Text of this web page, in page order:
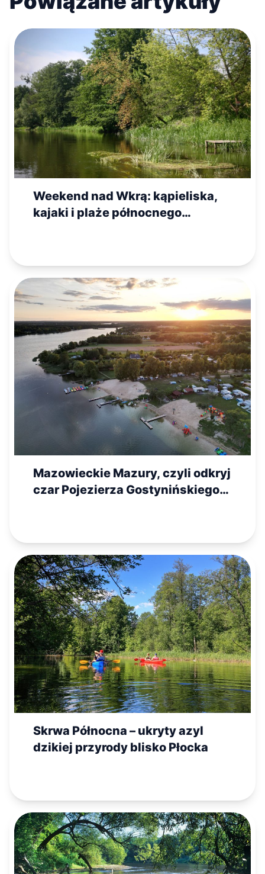
Weekend nad Wkrą: kąpieliska,
kajaki i plaże północnego
Mazowieckie Mazury, czyli odkryj
czar Pojezierza Gostynińskiego
Skrwa Północna – ukryty azyl
dzikiej przyrody blisko Płocka